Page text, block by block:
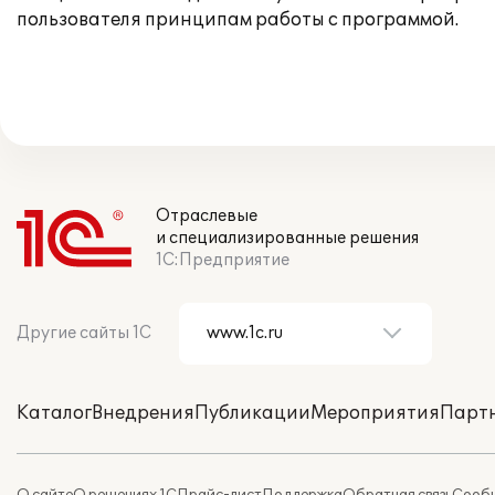
пользователя принципам работы с программой.
Отраслевые
и специализированные решения
1С:Предприятие
Другие сайты 1С
КаталогВнедренияПубликацииМероприятия